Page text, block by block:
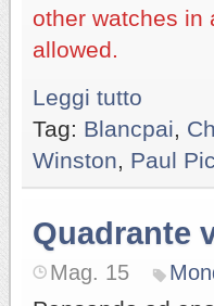
other watches in
allowed.
Leggi tutto
Tag: Blancpai
Winston
Paul
Quadrante
Mag. 15